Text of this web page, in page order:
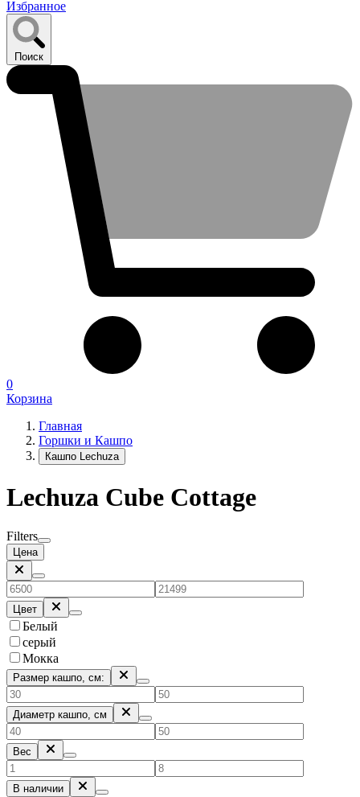
Избранное
Поиск
0
Корзина
Главная
Горшки и Кашпо
Кашпо Lechuza
Lechuza Cube Cottage
Filters
Цена
Цвет
Белый
серый
Мокка
Размер кашпо, см:
Диаметр кашпо, см
Вес
В наличии